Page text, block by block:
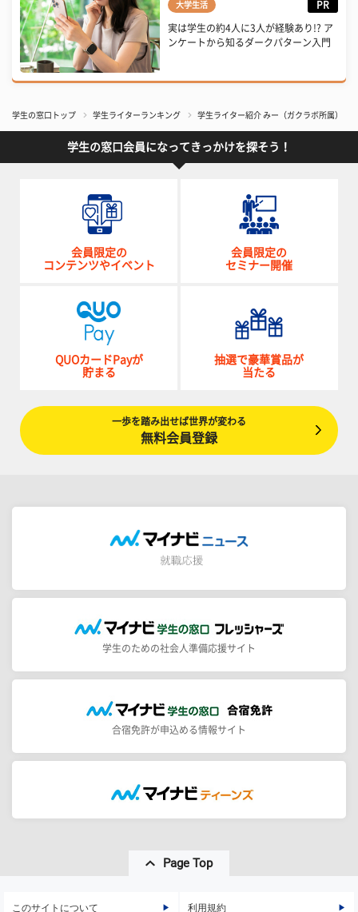
大学生活 PR
実は学生の約4人に3人が経験あり!? ア
ンケートから知るダークパターン入門
学生の窓口トップ 学生ライターランキング 学生ライター紹介 みー（ガクラボ所属）
学生の窓口会員になってきっかけを探そう！
会員限定の
コンテンツやイベント
会員限定の
セミナー開催
QUOカードPayが
貯まる
抽選で豪華賞品が
当たる
一歩を踏み出せば世界が変わる
無料会員登録
学生のための社会人準備応援サイト
合宿免許が申込める情報サイト
Page Top
このサイトについて 利用規約